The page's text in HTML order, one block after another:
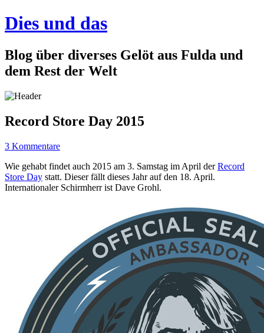
Dies und das
Blog über diverses Gelöt aus Fulda und
dem Rest der Welt
Record Store Day 2015
3 Kommentare
Wie gehabt findet auch 2015 am 3. Samstag im April derRecord
Store Day statt. Dieser fällt dieses Jahr auf den 18. April.
Internationaler Schirmherr ist Dave Grohl.